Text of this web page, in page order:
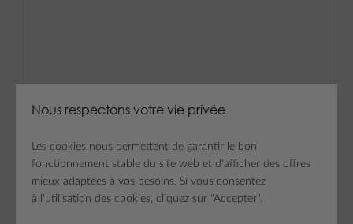
Nous respectons votre vie privée
Les cookies nous permettent de garantir le bon
fonctionnement stable du site web et d'afficher des offres
mieux adaptées à vos besoins. Si vous consentez
à l'utilisation des cookies, cliquez sur "Accepter".